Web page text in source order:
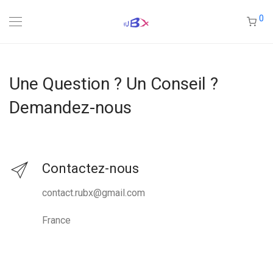
0
Une Question ? Un Conseil ?
Demandez-nous
Contactez-nous
contact.rubx@gmail.com
France